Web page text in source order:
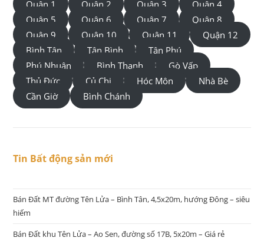
Quận 1 Quận 2 Quận 3
Quận 4
Quận 5
Quận 6 Quận 7
Quận 8
Quận 9
Quận 10 Quận 11
Quận 12
Bình Tân
Tân Bình
Tân Phú
Phú Nhuận
Bình Thạnh
Gò Vấp
Thủ Đức
Củ Chi Hóc Môn
Nhà Bè
Cần Giờ
Bình Chánh
Tin Bất động sản mới
Bán Đất MT đường Tên Lửa – Bình Tân, 4,5x20m, hướng Đông – siêu
hiếm
Bán Đất khu Tên Lửa – Ao Sen, đường số 17B, 5x20m – Giá rẻ